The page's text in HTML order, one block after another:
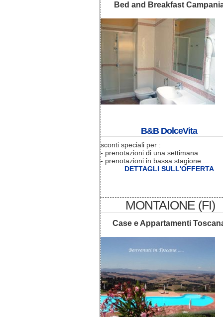
Bed and Breakfast
B&B DolceVita
sconti speciali per :
- prenotazioni di una settimana
- prenotazioni in bassa stagione ...
DETTAGLI SULL'OFFERTA
MONTAIONE (FI)
Case e Appartamenti